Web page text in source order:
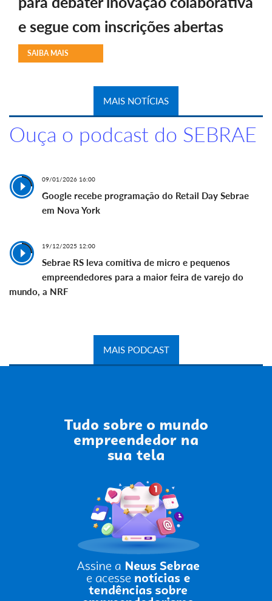
e segue com inscrições abertas
SAIBA MAIS
MAIS NOTÍCIAS
Ouça o podcast do SEBRAE
09/01/2026 16:00
Google recebe programação do Retail Day Sebrae
em Nova York
19/12/2025 12:00
Sebrae RS leva comitiva de micro e pequenos
empreendedores para a maior feira de varejo do
mundo, a NRF
MAIS PODCAST